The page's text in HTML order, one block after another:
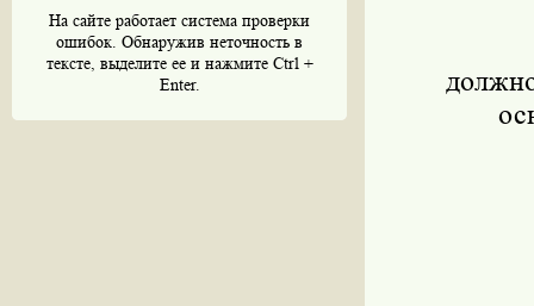
На сайте работает система проверки
ошибок. Обнаружив неточность в
тексте, выделите ее и нажмите Ctrl +
Enter.